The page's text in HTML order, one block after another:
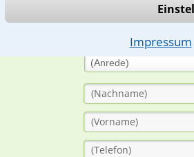
Impressum
Fall schildern. Anschließend werden
Die Rückmeldung durch einen Anwalt
(Anrede)